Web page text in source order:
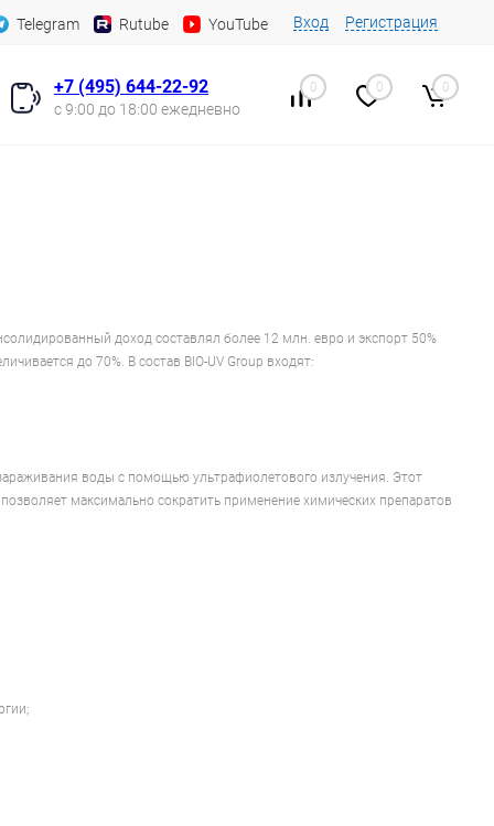
Telegram Rutube YouTube Вход Регистрация
+7 (495) 644-22-92
с 9:00 до 18:00 ежедневно
0 0 0
доход составлял более 12 млн. евро и экспорт 50%
до 70%. В состав BIO-UV Group входят:
воды с помощью ультрафиолетового излучения. Этот
максимально сократить применение химических препаратов